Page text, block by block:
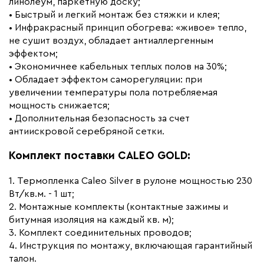
• Быстрый и легкий монтаж без стяжки и клея;
• Инфракрасный принцип обогрева: «живое» тепло,
не сушит воздух, обладает антиаллергенным
эффектом;
• Экономичнее кабельных теплых полов на 30%;
• Обладает эффектом саморегуляции: при
увеличении температуры пола потребляемая
мощность снижается;
• Дополнительная безопасность за счет
антиискровой серебряной сетки.
Комплект поставки CALEO GOLD:
1. Термопленка Caleo Silver в рулоне мощностью 230
Вт/кв.м. - 1 шт;
2. Монтажные комплекты (контактные зажимы и
битумная изоляция на каждый кв. м);
3. Комплект соединительных проводов;
4. Инструкция по монтажу, включающая гарантийный
талон.